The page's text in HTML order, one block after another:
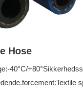
Hose
40°C/